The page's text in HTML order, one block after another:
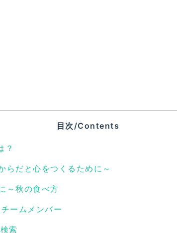
目次/Contents
？
らだと心をつくるために～
～秋の食べ方
ームメンバー
索